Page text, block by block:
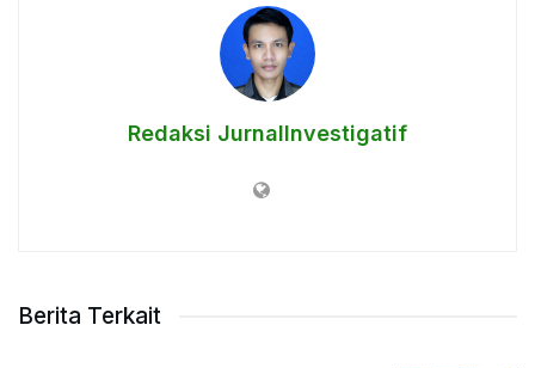
Redaksi JurnalInvestigatif
Berita Terkait